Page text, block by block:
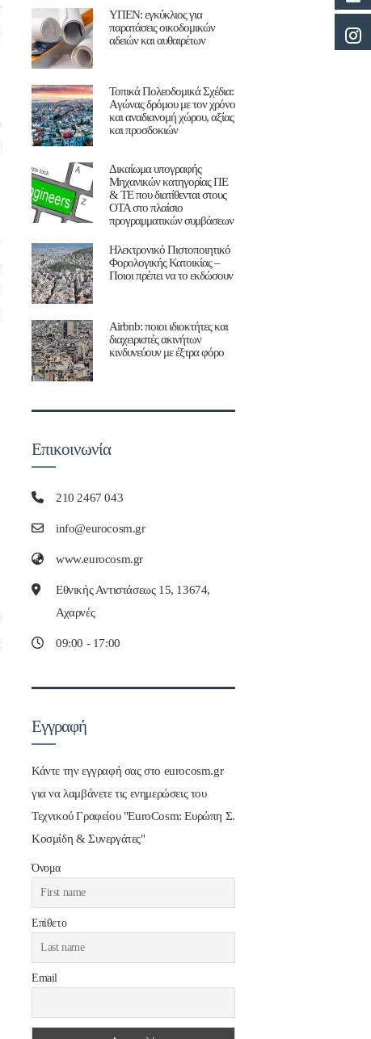
ΥΠΕΝ: εγκύκλιος για
παρατάσεις οικοδομικών
αδειών και αυθαιρέτων
Τοπικά Πολεοδομικά Σχέδια:
Aγώνας δρόμου με τον χρόνο
και αναδιανομή χώρου, αξίας
και προσδοκιών
Δικαίωμα υπογραφής
Μηχανικών κατηγορίας ΠΕ
& ΤΕ που διατίθενται στους
ΟΤΑ στο πλαίσιο
προγραμματικών συμβάσεων
Ηλεκτρονικό Πιστοποιητικό
Φορολογικής Κατοικίας –
Ποιοι πρέπει να το εκδώσουν
Airbnb: ποιοι ιδιοκτήτες και
διαχειριστές ακινήτων
κινδυνεύουν με έξτρα φόρο
Επικοινωνία
210 2467 043
info@eurocosm.gr
www.eurocosm.gr
Εθνικής Αντιστάσεως 15, 13674,
Αχαρνές
09:00 - 17:00
Εγγραφή
Κάντε την εγγραφή σας στο eurocosm.gr
για να λαμβάνετε τις ενημερώσεις του
Τεχνικού Γραφείου "EuroCosm: Ευρώπη Σ.
Κοσμίδη & Συνεργάτες"
Όνομα
Επίθετο
Email